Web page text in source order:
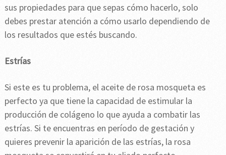
sus propiedades para que sepas cómo hacerlo, solo
debes prestar atención a cómo usarlo dependiendo de
los resultados que estés buscando.
Estrías
Si este es tu problema, el aceite de rosa mosqueta es
perfecto ya que tiene la capacidad de estimular la
producción de colágeno lo que ayuda a combatir las
estrías. Si te encuentras en período de gestación y
quieres prevenir la aparición de las estrías, la rosa